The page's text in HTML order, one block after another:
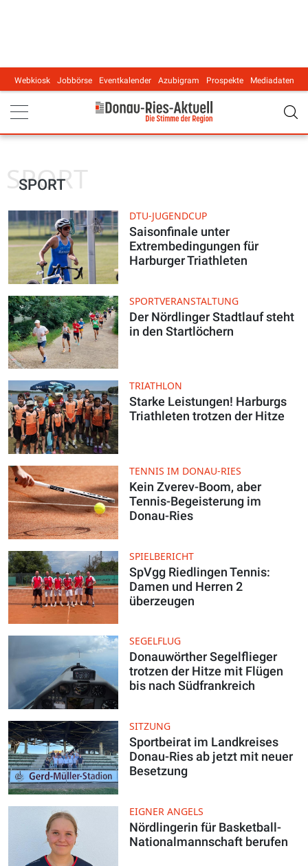
Main navigation
Webkiosk Jobbörse Eventkalender Azubigram Prospekte Mediadaten
SPORT
SPORT
DTU-JUGENDCUP
Saisonfinale unter
Extrembedingungen für
Harburger Triathleten
SPORTVERANSTALTUNG
Der Nördlinger Stadtlauf steht
in den Startlöchern
TRIATHLON
Starke Leistungen! Harburgs
Triathleten trotzen der Hitze
TENNIS IM DONAU-RIES
Kein Zverev-Boom, aber
Tennis-Begeisterung im
Donau-Ries
SPIELBERICHT
SpVgg Riedlingen Tennis:
Damen und Herren 2
überzeugen
SEGELFLUG
Donauwörther Segelflieger
trotzen der Hitze mit Flügen
bis nach Südfrankreich
SITZUNG
Sportbeirat im Landkreises
Donau-Ries ab jetzt mit neuer
Besetzung
EIGNER ANGELS
Nördlingerin für Basketball-
Nationalmannschaft berufen